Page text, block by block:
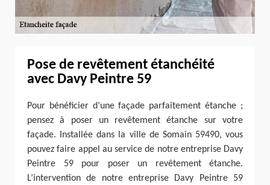
Pose de revêtement étanchéité
avec Davy Peintre 59
Pour bénéficier d’une façade parfaitement étanche ;
pensez à poser un revêtement étanche sur votre
façade. Installée dans la ville de Somain 59490, vous
pouvez faire appel au service de notre entreprise Davy
Peintre 59 pour poser un revêtement étanche.
L’intervention de notre entreprise Davy Peintre 59